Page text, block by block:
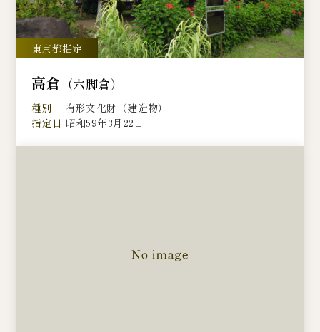
高倉 （六脚倉）
種別
有形文化財（建造物）
指定日 昭和59年3月22日